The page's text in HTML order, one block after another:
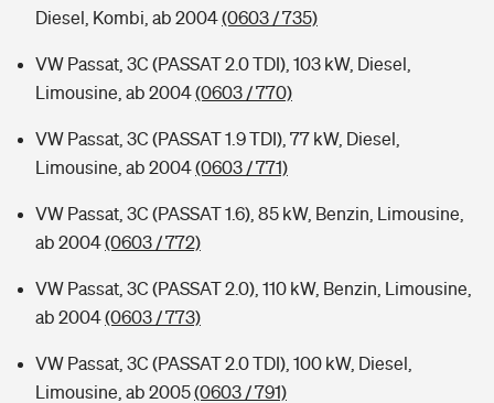
Diesel, Kombi, ab 2004(0603 / 735)
VW Passat, 3C (PASSAT 2.0 TDI), 103 kW, Diesel,
Limousine, ab 2004(0603 / 770)
VW Passat, 3C (PASSAT 1.9 TDI), 77 kW, Diesel,
Limousine, ab 2004(0603 / 771)
VW Passat, 3C (PASSAT 1.6), 85 kW, Benzin, Limousine,
ab 2004(0603 / 772)
VW Passat, 3C (PASSAT 2.0), 110 kW, Benzin, Limousine,
ab 2004(0603 / 773)
VW Passat, 3C (PASSAT 2.0 TDI), 100 kW, Diesel,
Limousine, ab 2005(0603 / 791)